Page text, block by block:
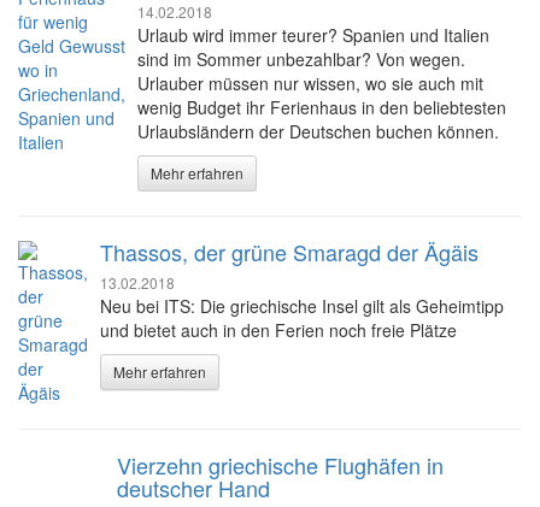
14.02.2018
Urlaub wird immer teurer? Spanien und Italien
sind im Sommer unbezahlbar? Von wegen.
Urlauber müssen nur wissen, wo sie auch mit
wenig Budget ihr Ferienhaus in den beliebtesten
Urlaubsländern der Deutschen buchen können.
Mehr erfahren
Thassos, der grüne Smaragd der Ägäis
13.02.2018
Neu bei ITS: Die griechische Insel gilt als Geheimtipp
und bietet auch in den Ferien noch freie Plätze
Mehr erfahren
Vierzehn griechische Flughäfen in
deutscher Hand